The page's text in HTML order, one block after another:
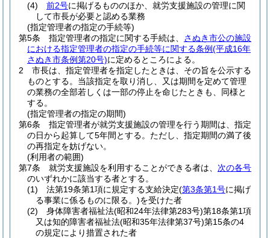
(4)
前2号に掲げるもののほか、就労支援施設の管理に関
して市長が必要と認める業務
(指定管理者の指定の手続等)
第5条
指定管理者の指定に関する手続は、 さぬき市公の施設
における指定管理者の指定の手続等に関する条例(平成16年
さぬき市条例第20号)に定めるところによる。
2
市長は、指定管理者を指定したときは、その旨を公示する
ものとする。 当該指定を取り消し、又は期間を定めて管理
の業務の全部若しくは一部の停止を命じたときも、同様と
する。
(指定管理者の指定の期間)
第6条
指定管理者が就労支援施設の管理を行う期間は、指定
の日から起算して5年間とする。 ただし、指定期間の満了後
の再指定を妨げない。
(利用者の範囲)
第7条
就労支援施設を利用することができる者は、 次の各号
のいずれかに該当する者とする。
(1)
法第19条第1項に規定する支給決定(第3条第1号に掲げ
る事業に係るものに限る。)を受けた者
(2)
身体障害者福祉法(昭和24年法律第283号)第18条第1項
又は知的障害者福祉法(昭和35年法律第37号)第15条の4
の規定により措置された者